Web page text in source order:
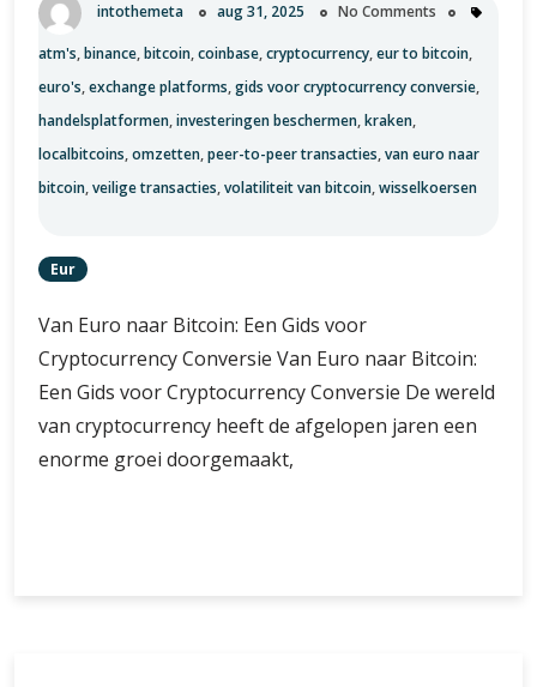
intothemeta aug 31, 2025 No Comments
atm's,binance,bitcoin,coinbase,cryptocurrency,eur to bitcoin,
euro's,exchange platforms,gids voor cryptocurrency conversie,
handelsplatformen,investeringen beschermen,kraken,
localbitcoins,omzetten,peer-to-peer transacties,van euro naar
bitcoin,veilige transacties,volatiliteit van bitcoin,wisselkoersen
Eur
Van Euro naar Bitcoin: Een Gids voor
Cryptocurrency Conversie Van Euro naar Bitcoin:
Een Gids voor Cryptocurrency Conversie De wereld
van cryptocurrency heeft de afgelopen jaren een
enorme groei doorgemaakt,